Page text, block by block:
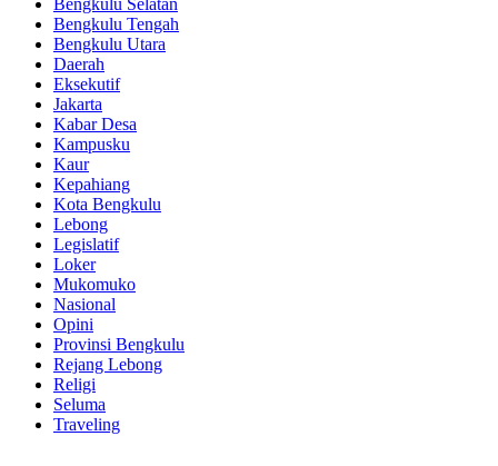
Bengkulu Tengah
Bengkulu Utara
Daerah
Eksekutif
Jakarta
Kabar Desa
Kampusku
Kaur
Kepahiang
Kota Bengkulu
Lebong
Legislatif
Loker
Mukomuko
Nasional
Opini
Provinsi Bengkulu
Rejang Lebong
Religi
Seluma
Traveling